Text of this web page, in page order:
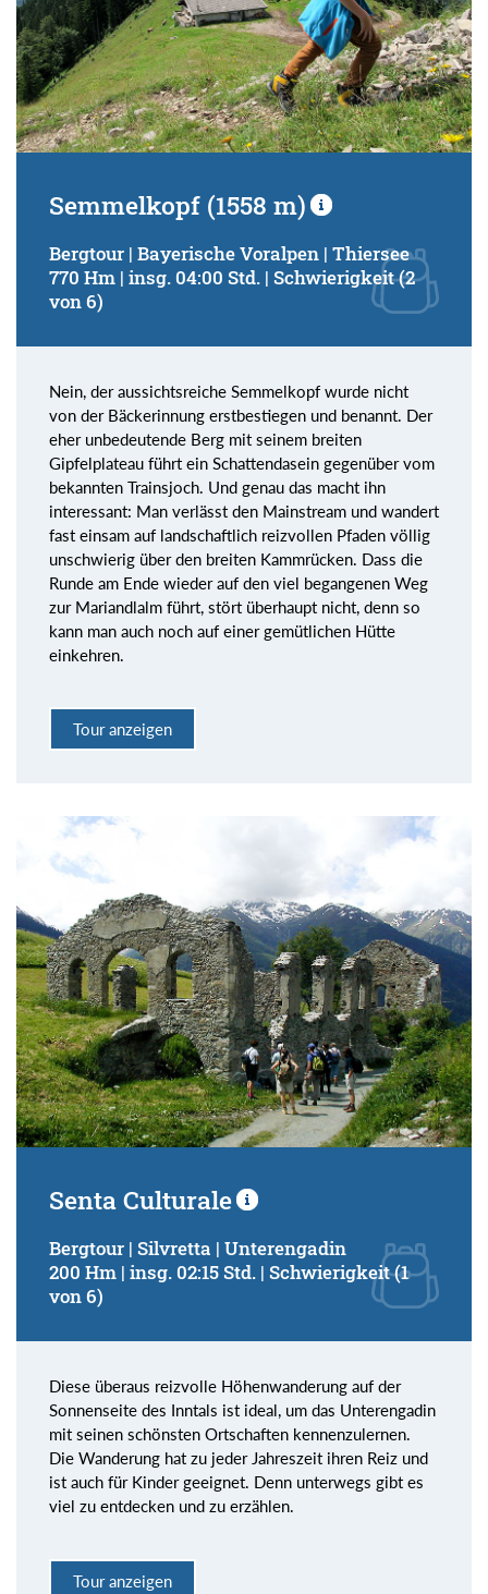
Semmelkopf (1558 m)
Bergtour | Bayerische Voralpen | Thiersee
770 Hm | insg. 04:00 Std. | Schwierigkeit (2
von 6)
Nein, der aussichtsreiche Semmelkopf wurde nicht
von der Bäckerinnung erstbestiegen und benannt. Der
eher unbedeutende Berg mit seinem breiten
Gipfelplateau führt ein Schattendasein gegenüber vom
bekannten Trainsjoch. Und genau das macht ihn
interessant: Man verlässt den Mainstream und wandert
fast einsam auf landschaftlich reizvollen Pfaden völlig
unschwierig über den breiten Kammrücken. Dass die
Runde am Ende wieder auf den viel begangenen Weg
zur Mariandlalm führt, stört überhaupt nicht, denn so
kann man auch noch auf einer gemütlichen Hütte
einkehren.
Tour anzeigen
Senta Culturale
Bergtour | Silvretta | Unterengadin
200 Hm | insg. 02:15 Std. | Schwierigkeit (1
von 6)
Diese überaus reizvolle Höhenwanderung auf der
Sonnenseite des Inntals ist ideal, um das Unterengadin
mit seinen schönsten Ortschaften kennenzulernen.
Die Wanderung hat zu jeder Jahreszeit ihren Reiz und
ist auch für Kinder geeignet. Denn unterwegs gibt es
viel zu entdecken und zu erzählen.
Tour anzeigen